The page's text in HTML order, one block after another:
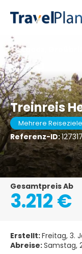
Treinreis
Mehrere Reiseziele
Referenz-ID:
Leeds,
Gesamtpreis Ab
3.212 €
Erstellt:Freitag, 3.
Abreise:Samstag,